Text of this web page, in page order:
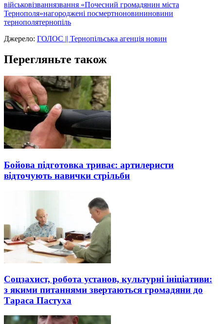
військовізваннязвання «Почесний громадянин міста
Тернополя»нагороджені посмертноновининовини
тернополятернопіль
Джерело: ГОЛОС || Тернопільська агенція новин
Перегляньте також
Бойова підготовка триває: артилеристи
відточують навички стрільби
Соцзахист, робота установ, культурні ініціативи:
з якими питаннями звертаються громадяни до
Тараса Пастуха